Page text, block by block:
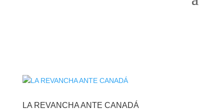
LA REVANCHA ANTE CANADÁ